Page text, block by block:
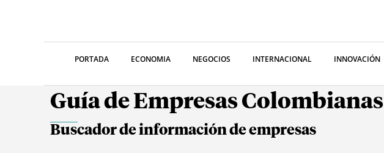
PORTADA ECONOMIA NEGOCIOS INTERNACIONAL INNOVACIÓN
Guía de Empresas Colombianas
Buscador de información de empresas